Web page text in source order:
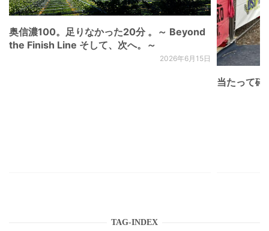
奥信濃100。足りなかった20分 。～ Beyond
the Finish Line そして、次へ。～
2026年6月15日
当たって砕
TAG-INDEX